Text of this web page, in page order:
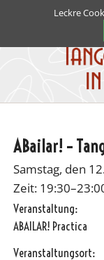
ABailar! –
Samstag, den
Zeit:
Veranstaltung:
ABAILAR! Practica
Veranstaltungsort:
Leckre